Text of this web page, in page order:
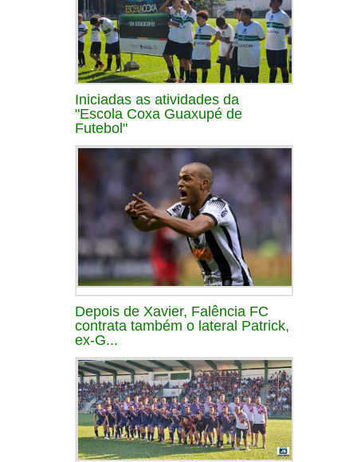
Iniciadas as atividades da
"Escola Coxa Guaxupé de
Futebol"
Depois de Xavier, Falência FC
contrata também o lateral Patrick,
ex-G...